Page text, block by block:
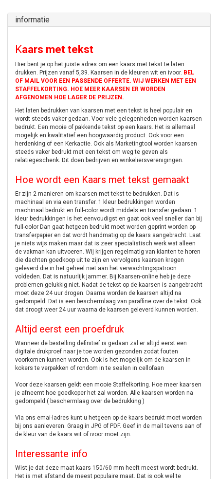
informatie
Kaars met tekst
Hier bent je op het juiste adres om een kaars met tekst te laten
drukken. Prijzen vanaf 5,39. Kaarsen in de kleuren wit en ivoor. BEL
OF MAIL VOOR EEN PASSENDE OFFERTE. WIJ WERKEN MET EEN
STAFFELKORTING. HOE MEER KAARSEN ER WORDEN
AFGENOMEN HOE LAGER DE PRIJZEN.
Het laten bedrukken van kaarsen met een tekst is heel populair en
wordt steeds vaker gedaan. Voor vele gelegenheden worden kaarsen
bedrukt. Een mooie of pakkende tekst op een kaars. Het is allemaal
mogelijk en kwalitatief een hoogwaardig product. Ook voor een
herdenking of een Kerkactie. Ook als Marketingtool worden kaarsen
steeds vaker bedrukt met een tekst om weg te geven als
relatiegeschenk. Dit doen bedrijven en winkeliersverenigingen.
Hoe wordt een Kaars met tekst gemaakt
Er zijn 2 manieren om kaarsen met tekst te bedrukken. Dat is
machinaal en via een transfer. 1 kleur bedrukkingen worden
machinaal bedrukt en full-color wordt middels en transfer gedaan. 1
kleur bedrukkingen is het eenvoudigst en gaat ook veel sneller dan bij
full-color Dan gaat hetgeen bedrukt moet worden geprint worden op
transferpapier en dat wordt handmatig op de kaars aangebracht. Laat
je niets wijs maken maar dat is zeer specialistisch werk wat alleen
de vakman kan uitvoeren. Wij krijgen regelmatig van klanten te horen
die dachten goedkoop uit te zijn en vervolgens kaarsen kregen
geleverd die in het geheel niet aan het verwachtingspatroon
voldeden. Dat is natuurlijk jammer. Bij Kaarsen-online heb je deze
problemen gelukkig niet. Nadat de tekst op de kaarsen is aangebracht
moet deze 24 uur drogen. Daarna worden de kaarsen altijd na
gedompeld. Dat is een beschermlaag van paraffine over de tekst. Ook
dat droogt weer 24 uur waarna de kaarsen geleverd kunnen worden.
Altijd eerst een proefdruk
Wanneer de bestelling definitief is gedaan zal er altijd eerst een
digitale drukproef naar je toe worden gezonden zodat fouten
voorkomen kunnen worden. Ook is het mogelijk om de kaarsen in
kokers te verpakken of rondom in te sealen in cellofaan
Voor deze kaarsen geldt een mooie Staffelkorting. Hoe meer kaarsen
je afneemt hoe goedkoper het zal worden. Alle kaarsen worden na
gedompeld ( beschermlaag over de bedrukking )
Via ons emai-ladres kunt u hetgeen op de kaars bedrukt moet worden
bij ons aanleveren. Graag in JPG of PDF. Geef in de mail tevens aan of
de kleur van de kaars wit of ivoor moet zijn.
Interessante info
Wist je dat deze maat kaars 150/60 mm heeft meest wordt bedrukt.
Het is met afstand de meest populaire maat. Dat is ook wel te